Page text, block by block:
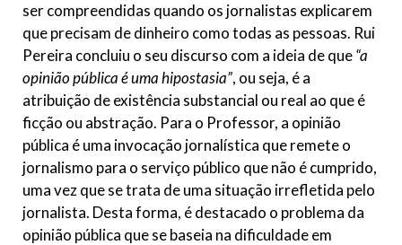
ser compreendidas quando os jornalistas explicarem
que precisam de dinheiro como todas as pessoas. Rui
Pereira concluiu o seu discurso com a ideia de que“a
opinião pública é uma hipostasia”, ou seja, é a
atribuição de existência substancial ou real ao que é
ficção ou abstração. Para o Professor, a opinião
pública é uma invocação jornalística que remete o
jornalismo para o serviço público que não é cumprido,
uma vez que se trata de uma situação irrefletida pelo
jornalista. Desta forma, é destacado o problema da
opinião pública que se baseia na dificuldade em